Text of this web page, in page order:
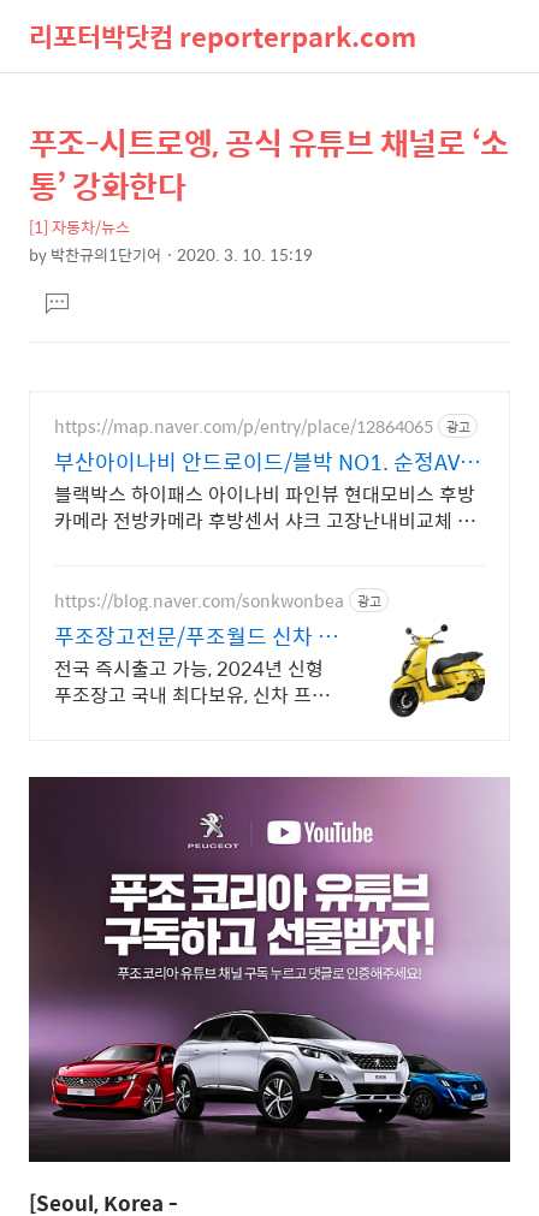
리포터박닷컴 reporterpark.com
색
뉴
상
세
컨
텐
본
문
제
목
푸조-시트로엥, 공식 유튜브 채널로 ‘소
통’ 강화한다
[1] 자동차/뉴스
by박찬규의1단기어 2020. 3. 10. 15:19
문댓
글
https://map.naver.com/p/entry/place/12864065 광고
부산아이나비 안드로이드/블박 NO1. 순정AV 교
체설치!
블랙박스 하이패스 아이나비 파인뷰 현대모비스 후방
카메라 전방카메라 후방센서 샤크 고장난내비교체 고
https://blog.naver.com/sonkwonbea 광고
푸조장고전문/푸조월드 신차 다
량 보유 즉시출고가능
전국 즉시출고 가능, 2024년 신형
푸조장고 국내 최다보유, 신차 프로
[Seoul, Korea -